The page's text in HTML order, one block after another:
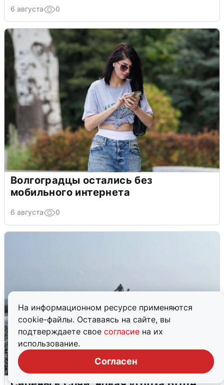
На информационном ресурсе применяются
cookie-файлы. Оставаясь на сайте, вы
подтверждаете свое согласие на их
использование.
Согласен
6 августа 0
Волгоградцы остались без
мобильного интернета
6 августа 0